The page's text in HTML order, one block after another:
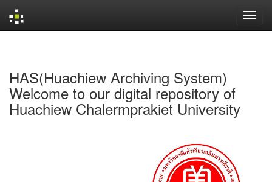
HAS(Huachiew Archiving System)
Welcome to our digital repository of
Huachiew Chalermprakiet University